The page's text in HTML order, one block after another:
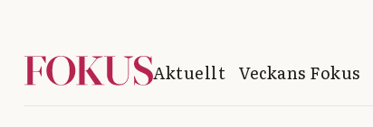
Aktuellt Veckans Fokus